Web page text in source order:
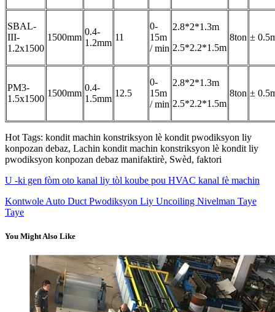
SBAL-
III-
1.2x1500
1500mm
0.4-
1.2mm
11
0-
15m
/ min
2.8*2*1.3m
2.5*2.2*1.5m
8ton ±
PM3-
1.5x1500
1500mm
0.4-
1.5mm
12.5
0-
15m
/ min
2.8*2*1.3m
2.5*2.2*1.5m
8ton ±
Hot Tags: kondit machin konstriksyon lè kondit pwodiksyon liy
konpozan debaz, Lachin kondit machin konstriksyon lè kondit liy
pwodiksyon konpozan debaz manifaktirè, Swèd, faktori
U -ki gen fòm oto kanal liy tòl koube pou HVAC kanal fè machin
Kontwole Auto Duct Pwodiksyon Liy Uncoiling Nivelman Taye
Taye
You Might Also Like